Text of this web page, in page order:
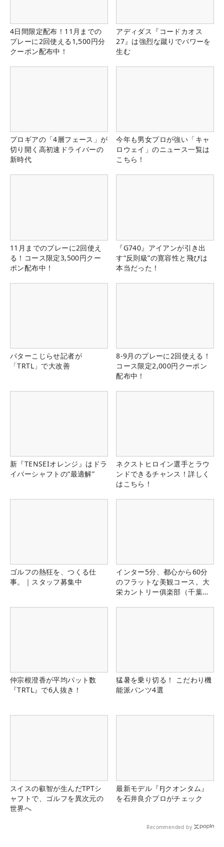
4日間限定配布！11月までの
プレーに2回使える1,500円分
クーポン配布中！
アディダス『コードカオス
27』は強烈な蹴りでパワーを
生む
プロギアの「4層フェース」が
切り開く高初速ドライバーの
新時代
今年も男女プロが強い「キャ
ロウェイ」のニュース一覧は
こちら！
11月までのプレーに2回使え
る！コース限定3,500円クー
ポン配布中！
『G740』アイアンが引き出
す“反則級”の寛容性と飛びは
本当だった！
パターこじらせ記者が
「TRTL」で大改善
8-9月のプレーに2回使える！
コース限定2,000円クーポン
配布中！
新『TENSEIオレンジ』はドラ
イバーシャフトの“最適解”
ネクストヒロイン選手とラウ
ンドできるチャンス！詳しく
はこちら！
ゴルフの熱狂を、つくる仕
事。｜スタッフ募集中
インター5分、都心から60分
のフラットな美観コース。大
栄カントリー俱楽部（千葉
仲宗根澄香が平均パット数
『TRTL』で6人抜き！
猛暑を乗り切る！ こだわり機
能派パンツ4選
スイスの叡智が生んだTPTシ
ャフトで、ゴルフを異次元の
世界へ
最新モデル『FJクオンタム』
を石井良介プロがチェック
Recommended by